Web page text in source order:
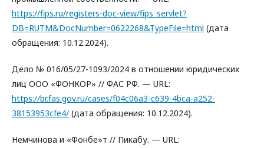
https://fips.ru/registers-doc-view/fips_servlet?
DB=RUTM&DocNumber=0622268&TypeFile=html (дата
обращения: 10.12.2024).
Дело № 016/05/27-1093/2024 в отношении юридических
лиц ООО «ФОНКОР» // ФАС РФ. — URL:
https://br.fas.gov.ru/cases/f04c06a3-c639-4bca-a252-
38153953cfe4/ (дата обращения: 10.12.2024).
Немчинова и «Фонбе»т⁠⁠ // Пикабу. — URL: